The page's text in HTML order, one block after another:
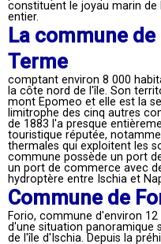
constituent le joyau marin
entier.
La commune
Terme
comptant environ 8 000
la côte nord de l'île. Son
mont Epomeo et elle est la
limitrophe des cinq autres
de 1883 l'a presque
touristique réputée,
thermales qui exploitent les
commune possède un port
un port de commerce avec
hydroptère entre Ischia et
Commune de
Forio, commune d'environ
d'une situation panoramique
de l'île d'Ischia. Depuis la